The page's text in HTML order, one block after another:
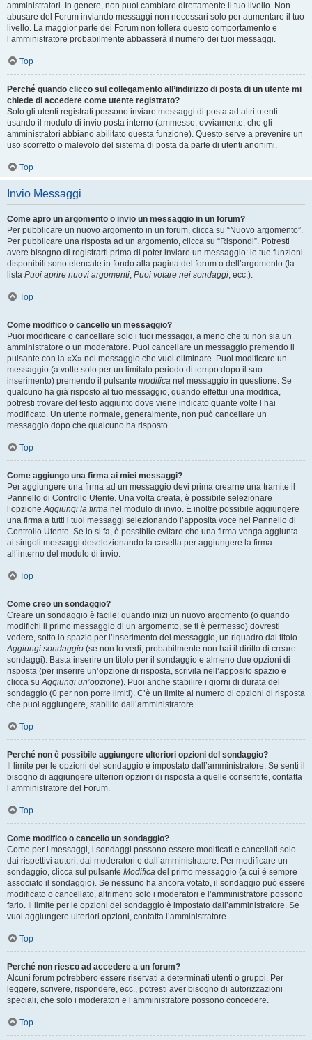
amministratori. In genere, non puoi cambiare direttamente il tuo livello. Non
abusare del Forum inviando messaggi non necessari solo per aumentare il tuo
livello. La maggior parte dei Forum non tollera questo comportamento e
l’amministratore probabilmente abbasserà il numero dei tuoi messaggi.
Top
Perché quando clicco sul collegamento all’indirizzo di posta di un utente mi
chiede di accedere come utente registrato?
Solo gli utenti registrati possono inviare messaggi di posta ad altri utenti
usando il modulo di invio posta interno (ammesso, ovviamente, che gli
amministratori abbiano abilitato questa funzione). Questo serve a prevenire un
uso scorretto o malevolo del sistema di posta da parte di utenti anonimi.
Top
Invio Messaggi
Come apro un argomento o invio un messaggio in un forum?
Per pubblicare un nuovo argomento in un forum, clicca su “Nuovo argomento”.
Per pubblicare una risposta ad un argomento, clicca su “Rispondi”. Potresti
avere bisogno di registrarti prima di poter inviare un messaggio: le tue funzioni
disponibili sono elencate in fondo alla pagina del forum o dell’argomento (la
lista Puoi aprire nuovi argomenti, Puoi votare nei sondaggi, ecc.).
Top
Come modifico o cancello un messaggio?
Puoi modificare o cancellare solo i tuoi messaggi, a meno che tu non sia un
amministratore o un moderatore. Puoi cancellare un messaggio premendo il
pulsante con la «X» nel messaggio che vuoi eliminare. Puoi modificare un
messaggio (a volte solo per un limitato periodo di tempo dopo il suo
inserimento) premendo il pulsante modifica nel messaggio in questione. Se
qualcuno ha già risposto al tuo messaggio, quando effettui una modifica,
potresti trovare del testo aggiunto dove viene indicato quante volte l’hai
modificato. Un utente normale, generalmente, non può cancellare un
messaggio dopo che qualcuno ha risposto.
Top
Come aggiungo una firma ai miei messaggi?
Per aggiungere una firma ad un messaggio devi prima crearne una tramite il
Pannello di Controllo Utente. Una volta creata, è possibile selezionare
l’opzioneAggiungi la firma nel modulo di invio. È inoltre possibile aggiungere
una firma a tutti i tuoi messaggi selezionando l’apposita voce nel Pannello di
Controllo Utente. Se lo si fa, è possibile evitare che una firma venga aggiunta
ai singoli messaggi deselezionando la casella per aggiungere la firma
all’interno del modulo di invio.
Top
Come creo un sondaggio?
Creare un sondaggio è facile: quando inizi un nuovo argomento (o quando
modifichi il primo messaggio di un argomento, se ti è permesso) dovresti
vedere, sotto lo spazio per l’inserimento del messaggio, un riquadro dal titolo
Aggiungi sondaggio (se non lo vedi, probabilmente non hai il diritto di creare
sondaggi). Basta inserire un titolo per il sondaggio e almeno due opzioni di
risposta (per inserire un’opzione di risposta, scrivila nell’apposito spazio e
clicca suAggiungi un’opzione). Puoi anche stabilire i giorni di durata del
sondaggio (0 per non porre limiti). C’è un limite al numero di opzioni di risposta
che puoi aggiungere, stabilito dall’amministratore.
Top
Perché non è possibile aggiungere ulteriori opzioni del sondaggio?
Il limite per le opzioni del sondaggio è impostato dall’amministratore. Se senti il
bisogno di aggiungere ulteriori opzioni di risposta a quelle consentite, contatta
l’amministratore del Forum.
Top
Come modifico o cancello un sondaggio?
Come per i messaggi, i sondaggi possono essere modificati e cancellati solo
dai rispettivi autori, dai moderatori e dall’amministratore. Per modificare un
sondaggio, clicca sul pulsante Modifica del primo messaggio (a cui è sempre
associato il sondaggio). Se nessuno ha ancora votato, il sondaggio può essere
modificato o cancellato, altrimenti solo i moderatori e l’amministratore possono
farlo. Il limite per le opzioni del sondaggio è impostato dall’amministratore. Se
vuoi aggiungere ulteriori opzioni, contatta l’amministratore.
Top
Perché non riesco ad accedere a un forum?
Alcuni forum potrebbero essere riservati a determinati utenti o gruppi. Per
leggere, scrivere, rispondere, ecc., potresti aver bisogno di autorizzazioni
speciali, che solo i moderatori e l’amministratore possono concedere.
Top